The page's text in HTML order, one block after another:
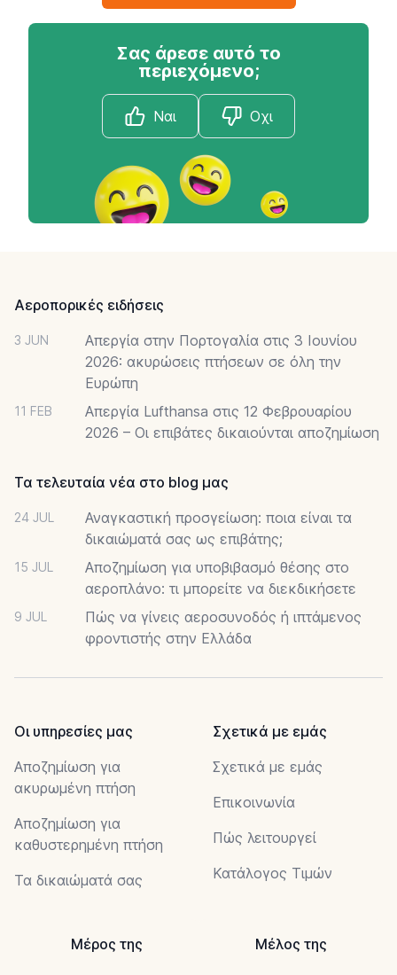
Σας άρεσε αυτό το
περιεχόμενο;
Ναι Οχι
Αεροπορικές ειδήσεις
3 JUN
Απεργία στην Πορτογαλία στις 3 Ιουνίου
2026: ακυρώσεις πτήσεων σε όλη την
Ευρώπη
11 FEB
Απεργία Lufthansa στις 12 Φεβρουαρίου
2026 – Οι επιβάτες δικαιούνται αποζημίωση
Τα τελευταία νέα στο blog μας
24 JUL
Αναγκαστική προσγείωση: ποια είναι τα
δικαιώματά σας ως επιβάτης;
15 JUL
Αποζημίωση για υποβιβασμό θέσης στο
αεροπλάνο: τι μπορείτε να διεκδικήσετε
9 JUL
Πώς να γίνεις αεροσυνοδός ή ιπτάμενος
φροντιστής στην Ελλάδα
Οι υπηρεσίες μας
Αποζημίωση για
ακυρωμένη πτήση
Αποζημίωση για
καθυστερημένη πτήση
Τα δικαιώματά σας
Σχετικά με εμάς
Σχετικά με εμάς
Επικοινωνία
Πώς λειτουργεί
Κατάλογος Τιμών
Μέρος της Μέλος της